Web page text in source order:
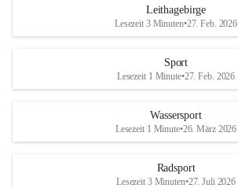
Maßnahmen zur Bekämpfung
Rebe und der Amerikanischen
Anhang VBl. EU Nr. 18
1 Seite•1,4 MB
VBl. EU Nr. 18_2026
Leithagebirge
Lesezeit 3 Minuten•27. Feb. 2026
Sport
Lesezeit 1 Minute•27. Feb. 2026
Wassersport
Lesezeit 1 Minute•26. März 2026
Radsport
Lesezeit 3 Minuten•27. Juli 2026